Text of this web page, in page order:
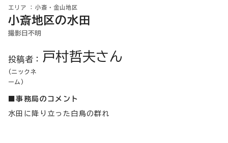
小斎地区の水田
小斎・金山地区
撮影日不明
投稿者： 戸村哲夫さん
(ニックネ
ーム)
■事務局のコメント
水田に降り立った白鳥の群れ